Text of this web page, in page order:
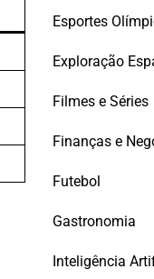
Esportes
Exploração
Filmes e Séries
Finanças e
Futebol
Gastronomia
Inteligência